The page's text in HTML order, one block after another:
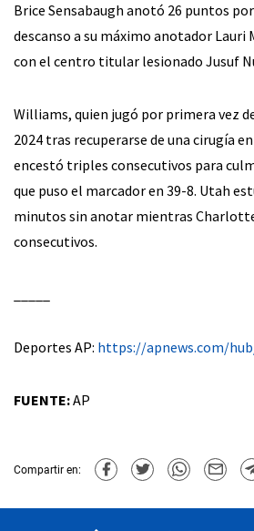
Brice Sensabaugh anotó 26 puntos
descanso a su máximo anotador Lauri
con el centro titular lesionado Jusuf
Williams, quien jugó por primera vez
2024 tras recuperarse de una cirugía
encestó triples consecutivos para
que puso el marcador en 39-8. Utah
minutos sin anotar mientras
consecutivos.
Deportes AP: https://apnews.com/
FUENTE:AP
Compartir en: